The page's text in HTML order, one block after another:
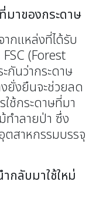
มาของกระดาษ
แหล่งที่ได้รับ
FSC (Forest
กันว่ากระดาษ
ยั่งยืนจะช่วยลด
ช้กระดาษที่มา
ทำลายป่า ซึ่ง
ตสาหกรรมบรรจุ
กลับมาใช้ใหม่